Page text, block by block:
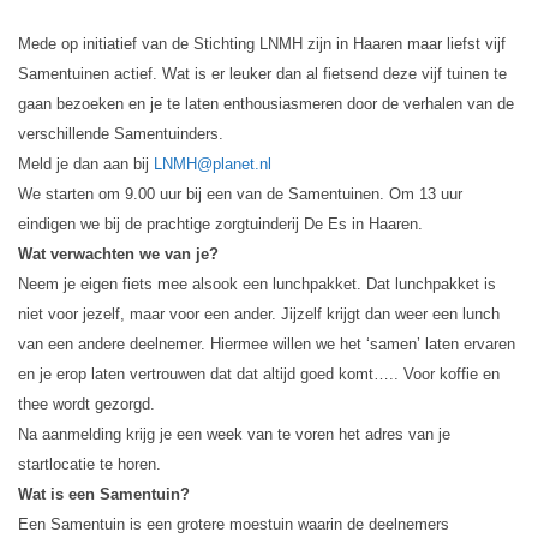
Mede op initiatief van de Stichting LNMH zijn in Haaren maar liefst vijf
Samentuinen actief. Wat is er leuker dan al fietsend deze vijf tuinen te
gaan bezoeken en je te laten enthousiasmeren door de verhalen van de
verschillende Samentuinders.
Meld je dan aan bij LNMH@planet.nl
We starten om 9.00 uur bij een van de Samentuinen. Om 13 uur
eindigen we bij de prachtige zorgtuinderij De Es in Haaren.
Wat verwachten we van je?
Neem je eigen fiets mee alsook een lunchpakket. Dat lunchpakket is
niet voor jezelf, maar voor een ander. Jijzelf krijgt dan weer een lunch
van een andere deelnemer. Hiermee willen we het ‘samen’ laten ervaren
en je erop laten vertrouwen dat dat altijd goed komt….. Voor koffie en
thee wordt gezorgd.
Na aanmelding krijg je een week van te voren het adres van je
startlocatie te horen.
Wat is een Samentuin?
Een Samentuin is een grotere moestuin waarin de deelnemers